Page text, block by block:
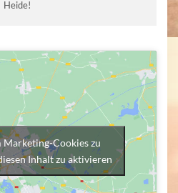
Heide!
Marketing-Cookies zu
Inhalt zu aktivieren